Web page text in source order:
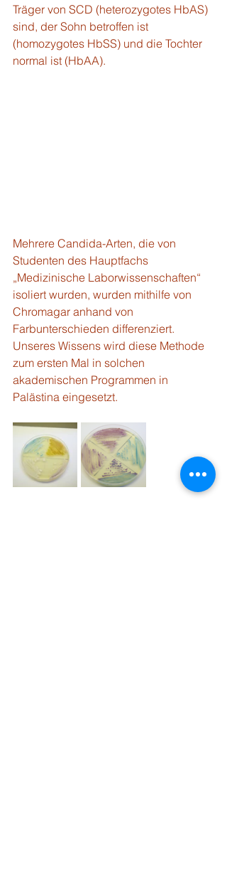
Träger von SCD (heterozygotes HbAS)
sind, der Sohn betroffen ist
(homozygotes HbSS) und die Tochter
normal ist (HbAA).
Mehrere Candida-Arten, die von
Studenten des Hauptfachs
„Medizinische Laborwissenschaften“
isoliert wurden, wurden mithilfe von
Chromagar anhand von
Farbunterschieden differenziert.
Unseres Wissens wird diese Methode
zum ersten Mal in solchen
akademischen Programmen in
Palästina eingesetzt.